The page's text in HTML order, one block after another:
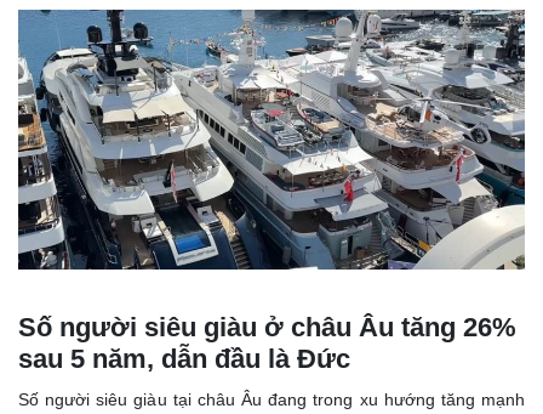
Số người siêu giàu ở châu Âu tăng 26%
sau 5 năm, dẫn đầu là Đức
Số người siêu giàu tại châu Âu đang trong xu hướng tăng mạnh